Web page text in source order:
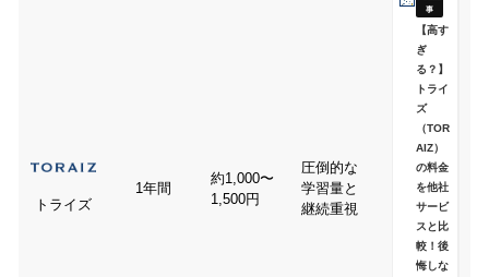
トライズ
1年間
約1,000〜
1,500円
圧倒的な
学習量と
継続重視
【高す
ぎ
る？】
トライ
ズ
（TOR
AIZ）
の料金
を他社
サービ
スと比
較！後
悔しな